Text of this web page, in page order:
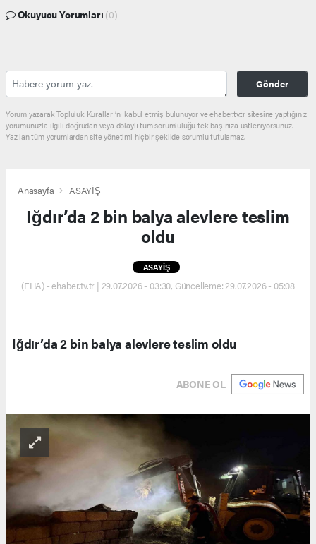
Okuyucu Yorumları (0)
Gönder
Yorum yazarak Topluluk Kuralları’nı kabul etmiş bulunuyor ve ehaber.tv.tr sitesine yaptığınız
yorumunuzla ilgili doğrudan veya dolaylı tüm sorumluluğu tek başınıza üstleniyorsunuz.
Yazılan tüm yorumlardan site yönetimi hiçbir şekilde sorumlu tutulamaz.
Anasayfa ASAYİŞ
Iğdır’da 2 bin balya alevlere teslim
oldu
ASAYİŞ
(EHA) - ehaber.tv.tr | 29.07.2026 - 03:30, Güncelleme: 29.07.2026 - 05:08
Iğdır’da 2 bin balya alevlere teslim oldu
ABONE OL